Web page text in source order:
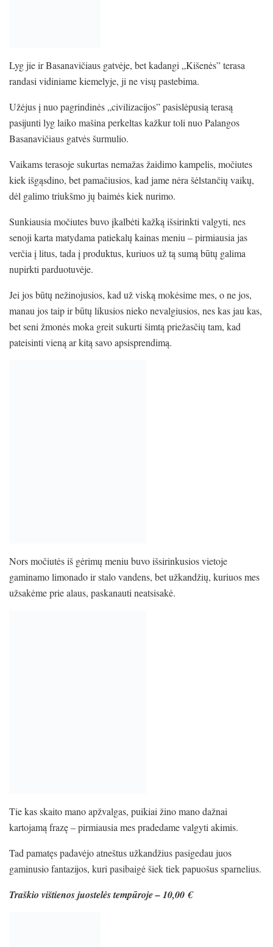
Lyg jie ir Basanavičiaus gatvėje, bet kadangi „Kišenės” terasa
randasi vidiniame kiemelyje, ji ne visų pastebima.
Užėjus į nuo pagrindinės „civilizacijos” pasislėpusią terasą
pasijunti lyg laiko mašina perkeltas kažkur toli nuo Palangos
Basanavičiaus gatvės šurmulio.
Vaikams terasoje sukurtas nemažas žaidimo kampelis, močiutes
kiek išgąsdino, bet pamačiusios, kad jame nėra šėlstančių vaikų,
dėl galimo triukšmo jų baimės kiek nurimo.
Sunkiausia močiutes buvo įkalbėti kažką išsirinkti valgyti, nes
senoji karta matydama patiekalų kainas meniu – pirmiausia jas
verčia į litus, tada į produktus, kuriuos už tą sumą būtų galima
nupirkti parduotuvėje.
Jei jos būtų nežinojusios, kad už viską mokėsime mes, o ne jos,
manau jos taip ir būtų likusios nieko nevalgiusios, nes kas jau kas,
bet seni žmonės moka greit sukurti šimtą priežasčių tam, kad
pateisinti vieną ar kitą savo apsisprendimą.
Nors močiutės iš gėrimų meniu buvo išsirinkusios vietoje
gaminamo limonado ir stalo vandens, bet užkandžių, kuriuos mes
užsakėme prie alaus, paskanauti neatsisakė.
Tie kas skaito mano apžvalgas, puikiai žino mano dažnai
kartojamą frazę – pirmiausia mes pradedame valgyti akimis.
Tad pamatęs padavėjo atneštus užkandžius pasigedau juos
gaminusio fantazijos, kuri pasibaigė šiek tiek papuošus sparnelius.
Traškio vištienos juostelės tempūroje – 10,00 €